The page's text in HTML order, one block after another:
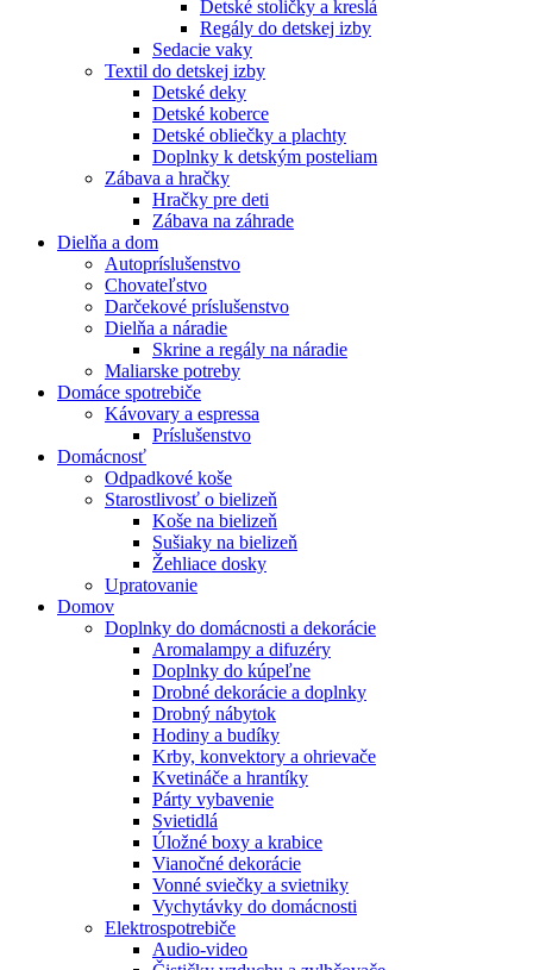
Detské stoličky a kreslá
Regály do detskej izby
Sedacie vaky
Textil do detskej izby
Detské deky
Detské koberce
Detské obliečky a plachty
Doplnky k detským posteliam
Zábava a hračky
Hračky pre deti
Zábava na záhrade
Dielňa a dom
Autopríslušenstvo
Chovateľstvo
Darčekové príslušenstvo
Dielňa a náradie
Skrine a regály na náradie
Maliarske potreby
Domáce spotrebiče
Kávovary a espressa
Príslušenstvo
Domácnosť
Odpadkové koše
Starostlivosť o bielizeň
Koše na bielizeň
Sušiaky na bielizeň
Žehliace dosky
Upratovanie
Domov
Doplnky do domácnosti a dekorácie
Aromalampy a difuzéry
Doplnky do kúpeľne
Drobné dekorácie a doplnky
Drobný nábytok
Hodiny a budíky
Krby, konvektory a ohrievače
Kvetináče a hrantíky
Párty vybavenie
Svietidlá
Úložné boxy a krabice
Vianočné dekorácie
Vonné sviečky a svietniky
Vychytávky do domácnosti
Elektrospotrebiče
Audio-video